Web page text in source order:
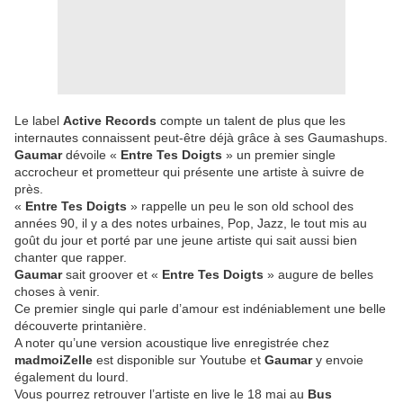
Le label Active Records compte un talent de plus que les
internautes connaissent peut-être déjà grâce à ses Gaumashups.
Gaumardévoile « Entre Tes Doigts » un premier single
accrocheur et prometteur qui présente une artiste à suivre de
près.
« Entre Tes Doigts » rappelle un peu le son old school des
années 90, il y a des notes urbaines, Pop, Jazz, le tout mis au
goût du jour et porté par une jeune artiste qui sait aussi bien
chanter que rapper.
Gaumarsait groover et « Entre Tes Doigts » augure de belles
choses à venir.
Ce premier single qui parle d’amour est indéniablement une belle
découverte printanière.
A noter qu’une version acoustique live enregistrée chez
madmoiZelle est disponible sur Youtube et Gaumary envoie
également du lourd.
Vous pourrez retrouver l’artiste en live le 18 mai au Bus